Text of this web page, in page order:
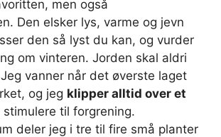
men også
Den elsker lys, varme og jevn
den så lyst du kan, og vurder
om vinteren. Jorden skal aldri
vanner når det øverste laget
og jeg klipper alltid over et
stimulere til forgrening.
deler jeg i tre til fire små planter